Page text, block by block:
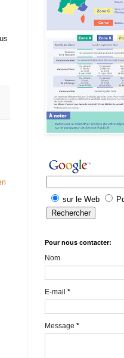
sur le Web
Pour nous contacter:
Nom
E-mail *
Message *